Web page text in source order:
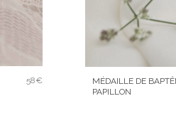
58€
MÉDAILLE DE
PAPILLON